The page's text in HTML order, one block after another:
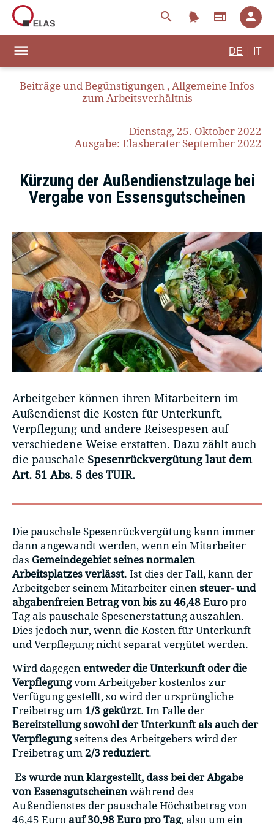
search notifications web person
menu DE IT
Beiträge und Begünstigungen , Allgemeine Infos
zum Arbeitsverhältnis
Dienstag, 25. Oktober 2022
Ausgabe: Elasberater September 2022
Kürzung der Außendienstzulage bei
Vergabe von Essensgutscheinen
Arbeitgeber können ihren Mitarbeitern im
Außendienst die Kosten für Unterkunft,
Verpflegung und andere Reisespesen auf
verschiedene Weise erstatten. Dazu zählt auch
die pauschale Spesenrückvergütung laut dem
Art. 51 Abs. 5 des TUIR.
Die pauschale Spesenrückvergütung kann immer
dann angewandt werden, wenn ein Mitarbeiter
das Gemeindegebiet seines normalen
Arbeitsplatzes verlässt. Ist dies der Fall, kann der
Arbeitgeber seinem Mitarbeiter einen steuer- und
abgabenfreien Betrag von bis zu 46,48 Euro pro
Tag als pauschale Spesenerstattung auszahlen.
Dies jedoch nur, wenn die Kosten für Unterkunft
und Verpflegung nicht separat vergütet werden.
Wird dagegen entweder die Unterkunft oder die
Verpflegungvom Arbeitgeber kostenlos zur
Verfügung gestellt, so wird der ursprüngliche
Freibetrag um 1/3 gekürzt. Im Falle der
Bereitstellung sowohl der Unterkunft als auch der
Verpflegungseitens des Arbeitgebers wird der
Freibetrag um 2/3 reduziert.
Es wurde nun klargestellt, dass bei der Abgabe
von Essensgutscheinenwährend des
Außendienstes der pauschale Höchstbetrag von
46,45 Euro auf 30,98 Euro pro Tag, also um ein